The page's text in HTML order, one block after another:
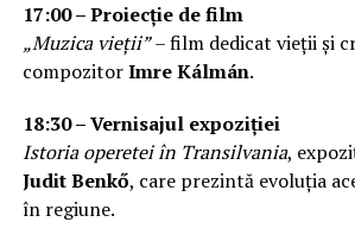
17:00 – Proiecție de film
„Muzica vieții”– film dedicat vieții și
compozitorImre Kálmán.
18:30 – Vernisajul expoziției
Istoria operetei în Transilvania,
Judit Benkő, care prezintă evoluția
în regiune.